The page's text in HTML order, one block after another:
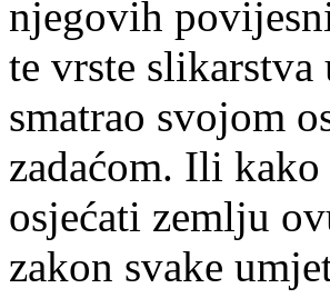
njegovih
te vrste
smatrao svojom
zadaćom. Ili
osjećati zemlju
zakon svake